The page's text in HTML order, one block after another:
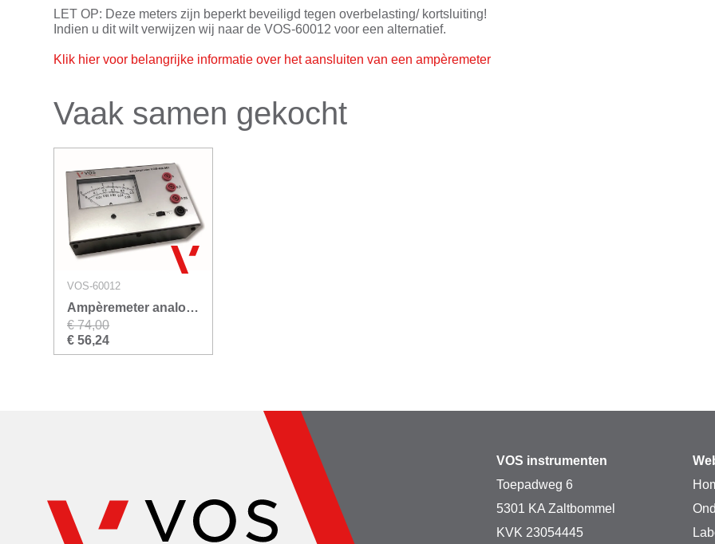
LET OP: Deze meters zijn beperkt beveiligd tegen overbelasting/ kortsluiting!
Indien u dit wilt verwijzen wij naar de VOS-60012 voor een alternatief.
Klik hier voor belangrijke informatie over het aansluiten van een ampèremeter
Vaak samen gekocht
VOS-60012
Ampèremeter analoog VOS
€ 74,00
€ 56,24
VOS instrumenten
Toepadweg 6
5301 KA Zaltbommel
KVK 23054445